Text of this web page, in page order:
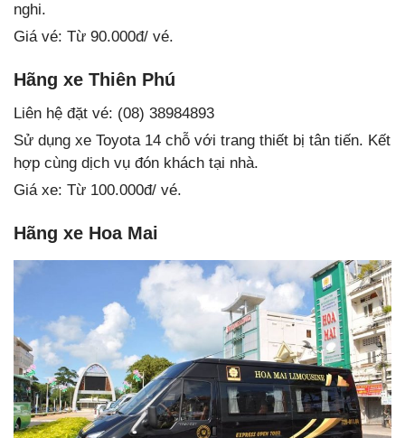
nghi.
Giá vé: Từ 90.000đ/ vé.
Hãng xe Thiên Phú
Liên hệ đặt vé: (08) 38984893
Sử dụng xe Toyota 14 chỗ với trang thiết bị tân tiến. Kết
hợp cùng dịch vụ đón khách tại nhà.
Giá xe: Từ 100.000đ/ vé.
Hãng xe Hoa Mai